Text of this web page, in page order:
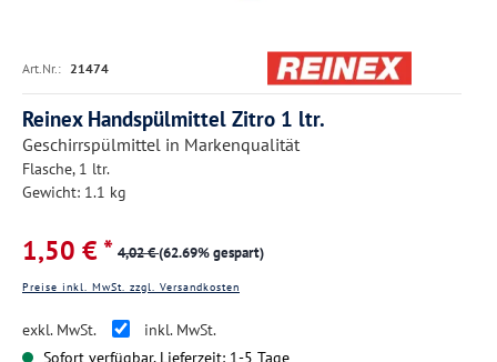
Art.Nr.: 21474
Reinex Handspülmittel Zitro 1 ltr.
Geschirrspülmittel in Markenqualität
Flasche, 1 ltr.
Gewicht: 1.1 kg
1,50 € * 4,02 €(62.69% gespart)
Preise inkl. MwSt. zzgl. Versandkosten
exkl. MwSt.
inkl. MwSt.
Sofort verfügbar, Lieferzeit: 1-5 Tage